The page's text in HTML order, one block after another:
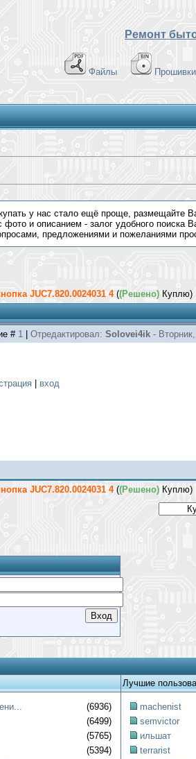
Ремонт
Файлы Прошивки
у нас стало ещё проще, размещайте
и описанием - залог удобного
предложениями и пожеланиями
JUC7.820.0024031 4 ((Решено) Куплю)
# 1 Отредактировал: Solovei4ik -
вход
JUC7.820.0024031 4 ((Решено) Куплю)
Лучшие
(6936)
(6499)
(5765)
(5394)
machenist
semvictor
ильшат
terrarist